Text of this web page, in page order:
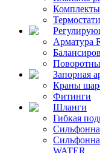
Комплекты
Арматура
Запорная
Краны
Фитинги
Шланги
Гибкая
WATER